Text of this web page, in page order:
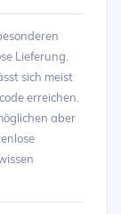
Lieferung.
sich meist
erreichen.
aber